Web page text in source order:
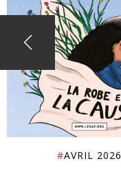
#AVRIL 2026